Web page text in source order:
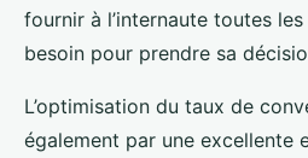
fournir à l’internaute toutes
besoin pour prendre sa
L’optimisation du taux de
également par une excellente